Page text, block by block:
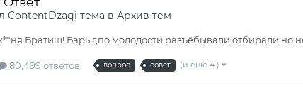
ContentDzagi тема в Архив тем
Братиш! Барыг,по молодости разъёбывали,отбирали,но
80,499 ответов вопрос совет (и ещё 4 )